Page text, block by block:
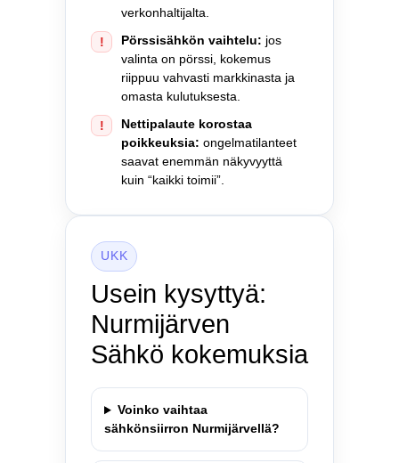
verkonhaltijalta.
! Pörssisähkön vaihtelu: jos
valinta on pörssi, kokemus
riippuu vahvasti markkinasta ja
omasta kulutuksesta.
!
Nettipalaute korostaa
poikkeuksia: ongelmatilanteet
saavat enemmän näkyvyyttä
kuin “kaikki toimii”.
UKK
Usein kysyttyä:
Nurmijärven
Sähkö kokemuksia
Voinko vaihtaa
sähkönsiirron Nurmijärvellä?